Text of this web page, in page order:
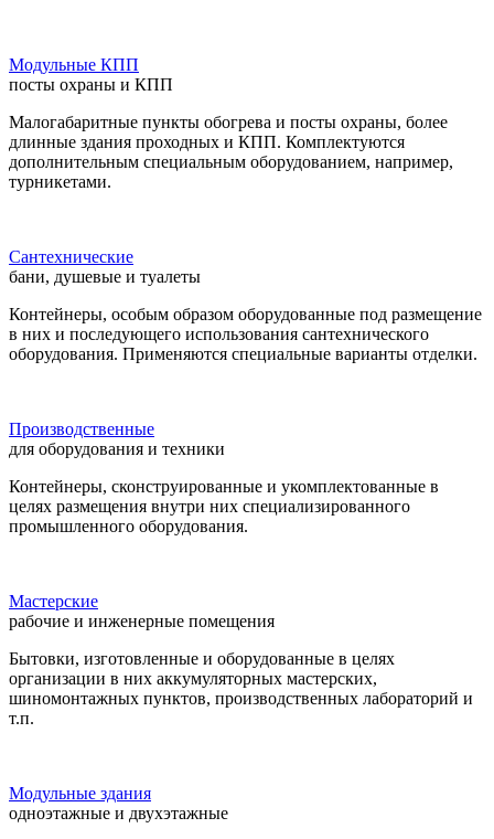
Модульные КПП
посты охраны и КПП
Малогабаритные пункты обогрева и посты охраны, более
длинные здания проходных и КПП. Комплектуются
дополнительным специальным оборудованием, например,
турникетами.
Сантехнические
бани, душевые и туалеты
Контейнеры, особым образом оборудованные под размещение
в них и последующего использования сантехнического
оборудования. Применяются специальные варианты отделки.
Производственные
для оборудования и техники
Контейнеры, сконструированные и укомплектованные в
целях размещения внутри них специализированного
промышленного оборудования.
Мастерские
рабочие и инженерные помещения
Бытовки, изготовленные и оборудованные в целях
организации в них аккумуляторных мастерских,
шиномонтажных пунктов, производственных лабораторий и
т.п.
Модульные здания
одноэтажные и двухэтажные